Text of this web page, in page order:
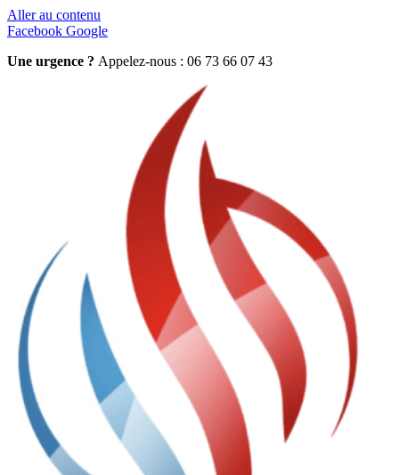
Aller au contenu
Facebook Google
Une urgence ? Appelez-nous : 06 73 66 07 43